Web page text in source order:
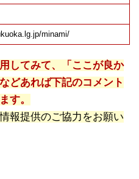
minami/
してみて、「ここが良か
どあれば下記のコメント
す。
報提供のご協力をお願い